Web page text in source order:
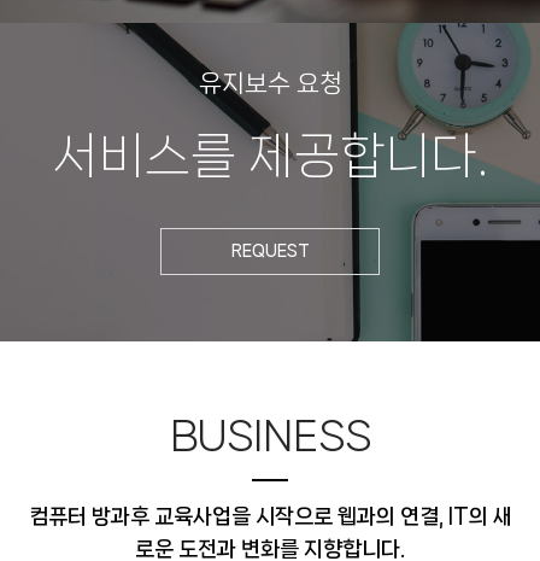
유지보수 요청
서비스를 제공합니다.
REQUEST
BUSINESS
컴퓨터 방과후 교육사업을 시작으로 웹과의 연결, IT의 새
로운 도전과 변화를 지향합니다.